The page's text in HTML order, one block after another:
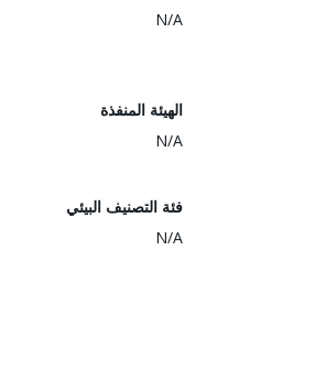
N/A
الهيئة المنفذة
N/A
فئة التصنيف البيئي
N/A